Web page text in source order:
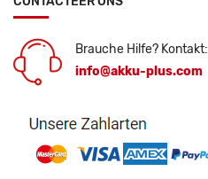
Brauche Hilfe? Kontakt:
info@akku-plus.com